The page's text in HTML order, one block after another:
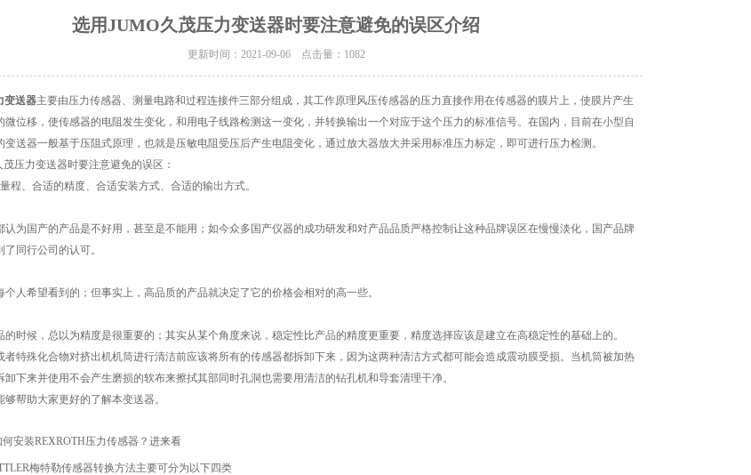
选用JUMO久茂压力变送器时要注意避免的误区介绍
更新时间：2021-09-06 点击量： 1082
变送器主要由压力传感器、测量电路和过程连接件三部分组成，其工作原理风压传感器的压力直接作用在传感器的膜片上，使膜片产生
微位移，使传感器的电阻发生变化，和用电子线路检测这一变化，并转换输出一个对应于这个压力的标准信号。在国内，目前在小型自
变送器一般基于压阻式原理，也就是压敏电阻受压后产生电阻变化，通过放大器放大并采用标准压力标定，即可进行压力检测。
力变送器时要注意避免的误区：
、合适的精度、合适安装方式、合适的输出方式。
国产的产品是不好用，甚至是不能用；如今众多国产仪器的成功研发和对产品品质严格控制让这种品牌误区在慢慢淡化，国产品牌
同行公司的认可。
希望看到的；但事实上，高品质的产品就决定了它的价格会相对的高一些。
候，总以为精度是很重要的；其实从某个角度来说，稳定性比产品的精度更重要，精度选择应该是建立在高稳定性的基础上的。
殊化合物对挤出机机筒进行清洁前应该将所有的传感器都拆卸下来，因为这两种清洁方式都可能会造成震动膜受损。当机筒被加热
卸下来并使用不会产生磨损的软布来擦拭其部同时孔洞也需要用清洁的钻孔机和导套清理干净。
帮助大家更好的了解本变送器。
何安装REXROTH压力传感器？进来看
梅特勒传感器转换方法主要可分为以下四类